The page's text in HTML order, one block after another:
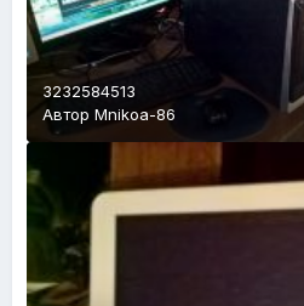
3232584513
Автор Mnikoa-86